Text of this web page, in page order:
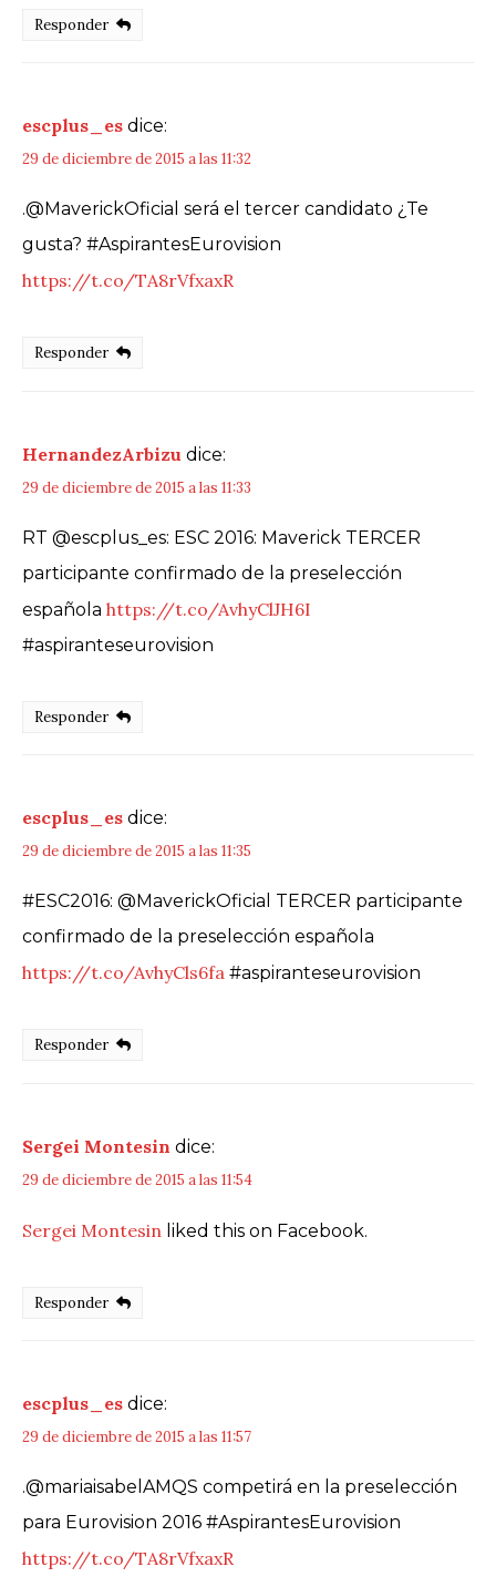
Responder
escplus_es dice:
29 de diciembre de 2015 a las 11:32
.@MaverickOficial será el tercer candidato ¿Te
gusta? #AspirantesEurovision
https://t.co/TA8rVfxaxR
Responder
HernandezArbizu dice:
29 de diciembre de 2015 a las 11:33
RT @escplus_es: ESC 2016: Maverick TERCER
participante confirmado de la preselección
española https://t.co/AvhyClJH6I
#aspiranteseurovision
Responder
escplus_es dice:
29 de diciembre de 2015 a las 11:35
#ESC2016: @MaverickOficial TERCER participante
confirmado de la preselección española
https://t.co/AvhyCls6fa #aspiranteseurovision
Responder
Sergei Montesin dice:
29 de diciembre de 2015 a las 11:54
Sergei Montesin liked this on Facebook.
Responder
escplus_es dice:
29 de diciembre de 2015 a las 11:57
.@mariaisabelAMQS competirá en la preselección
para Eurovision 2016 #AspirantesEurovision
https://t.co/TA8rVfxaxR